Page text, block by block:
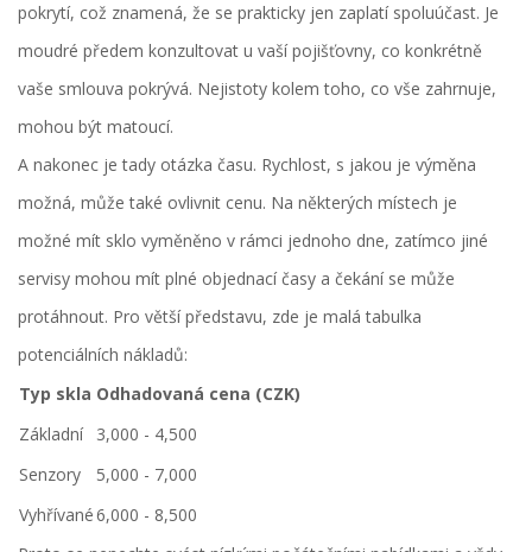
pokrytí, což znamená, že se prakticky jen zaplatí spoluúčast. Je
moudré předem konzultovat u vaší pojišťovny, co konkrétně
vaše smlouva pokrývá. Nejistoty kolem toho, co vše zahrnuje,
mohou být matoucí.
A nakonec je tady otázka času. Rychlost, s jakou je výměna
možná, může také ovlivnit cenu. Na některých místech je
možné mít sklo vyměněno v rámci jednoho dne, zatímco jiné
servisy mohou mít plné objednací časy a čekání se může
protáhnout. Pro větší představu, zde je malá tabulka
potenciálních nákladů:
Typ skla Odhadovaná cena (CZK)
Základní
3,000 - 4,500
Senzory
5,000 - 7,000
Vyhřívané6,000 - 8,500